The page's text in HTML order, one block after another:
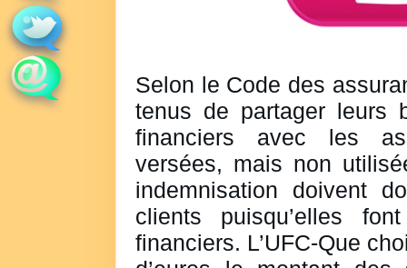
Selon le Code des
tenus de partager leurs
financiers avec les
versées, mais non
indemnisation doivent
clients puisqu’elles
financiers. L’UFC-Que